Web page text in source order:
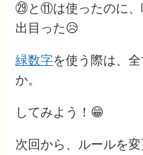
㉙と⑪は使ったのに
出目った😥
緑数字を使う際は、
か。
してみよう！😁
次回から、ルールを変